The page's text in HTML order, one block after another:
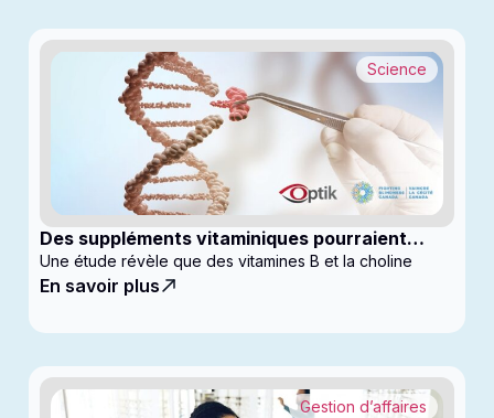
Des suppléments vitaminiques pourraient
ralentir la progression du glaucome
Science
Une étude révèle que des vitamines B et la choline
En savoir plus
Gestion d’affaires